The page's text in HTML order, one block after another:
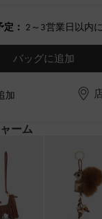
： 2～3営業日以内
バッグに追加
加
ーム